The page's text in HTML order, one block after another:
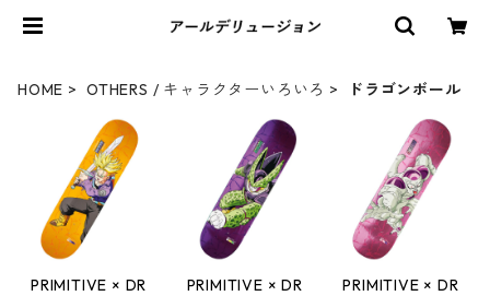
HOME OTHERS / キャラクターいろいろ ドラゴンボール
PRIMITIVE × DR
PRIMITIVE × DR
PRIMITIVE × DR